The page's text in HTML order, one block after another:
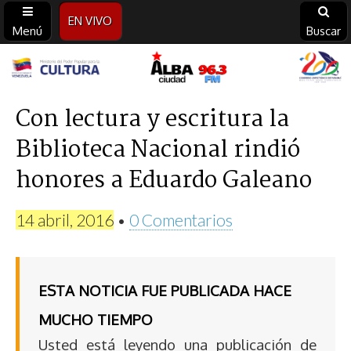
Menú
EN VIVO
Buscar
Alba
Ciudad
96.3
FM
Con lectura y escritura la
Biblioteca Nacional rindió
honores a Eduardo Galeano
14 abril, 2016 • 0 Comentarios
ESTA NOTICIA FUE PUBLICADA HACE
MUCHO TIEMPO
Usted está leyendo una publicación de